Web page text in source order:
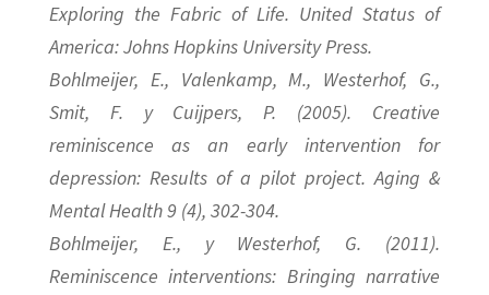
Exploring the Fabric of Life. United Status of
America: Johns Hopkins University Press.
Bohlmeijer, E., Valenkamp, M., Westerhof, G.,
Smit, F. y Cuijpers, P. (2005). Creative
reminiscence as an early intervention for
depression: Results of a pilot project. Aging &
Mental Health 9 (4), 302-304.
Bohlmeijer, E., y Westerhof, G. (2011).
Reminiscence interventions: Bringing narrative